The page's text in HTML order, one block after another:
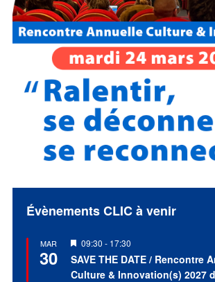
Évènements CLIC à venir
MAR
30
Mis
en
avant
09:30 - 17:30
SAVE THE DATE / Rencontre
Culture & Innovation(s) 2027